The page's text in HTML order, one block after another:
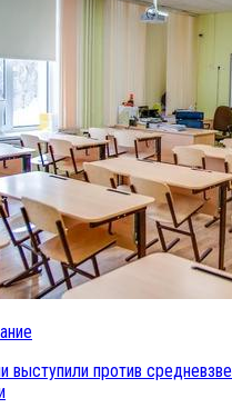
выступили против